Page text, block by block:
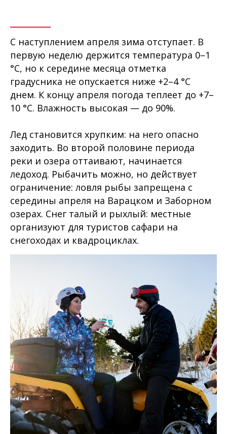
С наступлением апреля зима отступает. В
первую неделю держится температура 0–1
°C, но к середине месяца отметка
градусника не опускается ниже +2–4 °C
днем. К концу апреля погода теплеет до +7–
10 °C. Влажность высокая — до 90%.
Лед становится хрупким: на него опасно
заходить. Во второй половине периода
реки и озера оттаивают, начинается
ледоход. Рыбачить можно, но действует
ограничение: ловля рыбы запрещена с
середины апреля на Варацком и Заборном
озерах. Снег талый и рыхлый: местные
организуют для туристов сафари на
снегоходах и квадроциклах.